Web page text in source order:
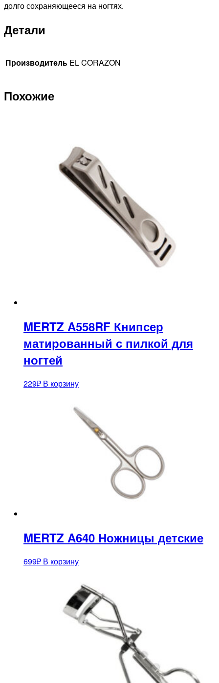
долго сохраняющееся на ногтях.
Детали
Производитель EL CORAZON
Похожие
MERTZ A558RF Книпсер
матированный с пилкой для
ногтей
229₽ В корзину
MERTZ A640 Ножницы детские
699₽ В корзину